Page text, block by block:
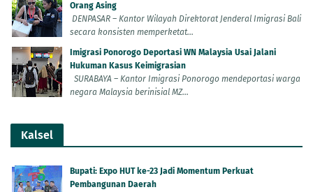
Orang Asing
DENPASAR – Kantor Wilayah Direktorat Jenderal Imigrasi Bali
secara konsisten memperketat...
Imigrasi Ponorogo Deportasi WN Malaysia Usai Jalani
Hukuman Kasus Keimigrasian
SURABAYA – Kantor Imigrasi Ponorogo mendeportasi warga
negara Malaysia berinisial MZ...
Kalsel
Bupati: Expo HUT ke-23 Jadi Momentum Perkuat
Pembangunan Daerah